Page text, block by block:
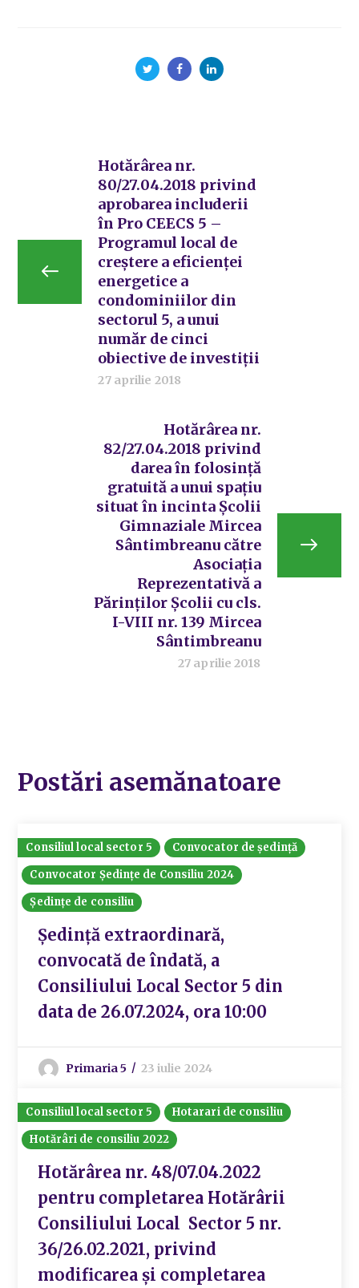
Hotărârea nr.
80/27.04.2018 privind
aprobarea includerii
în Pro CEECS 5 –
Programul local de
creștere a eficienței
energetice a
condominiilor din
sectorul 5, a unui
număr de cinci
obiective de investiții
27 aprilie 2018
Hotărârea nr.
82/27.04.2018 privind
darea în folosință
gratuită a unui spațiu
situat în incinta Școlii
Gimnaziale Mircea
Sântimbreanu către
Asociația
Reprezentativă a
Părinților Școlii cu cls.
I-VIII nr. 139 Mircea
Sântimbreanu
27 aprilie 2018
Postări asemănatoare
Consiliul local sector 5
Convocator de ședință
Convocator Ședințe de Consiliu 2024
Ședințe de consiliu
Ședință extraordinară,
convocată de îndată, a
Consiliului Local Sector 5 din
data de 26.07.2024, ora 10:00
Primaria 5 23 iulie 2024
Consiliul local sector 5
Hotarari de consiliu
Hotărâri de consiliu 2022
Hotărârea nr. 48/07.04.2022
pentru completarea Hotărârii
Consiliului Local Sector 5 nr.
36/26.02.2021, privind
modificarea și completarea